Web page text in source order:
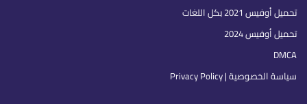
تحميل أوفيس 2021 بكل اللغات
تحميل أوفيس 2024
DMCA
سياسة الخصوصية | Privacy Policy